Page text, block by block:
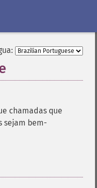
chamadas que
sejam bem-